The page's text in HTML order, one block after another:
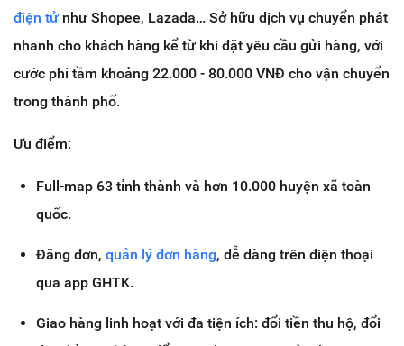
điện tửnhư Shopee, Lazada… Sở hữu dịch vụ chuyển phát
nhanh cho khách hàng kể từ khi đặt yêu cầu gửi hàng, với
cước phí tầm khoảng 22.000 - 80.000 VNĐ cho vận chuyển
trong thành phố.
Ưu điểm:
Full-map 63 tỉnh thành và hơn 10.000 huyện xã toàn
quốc.
Đăng đơn, quản lý đơn hàng, dễ dàng trên điện thoại
qua app GHTK.
Giao hàng linh hoạt với đa tiện ích: đổi tiền thu hộ, đổi